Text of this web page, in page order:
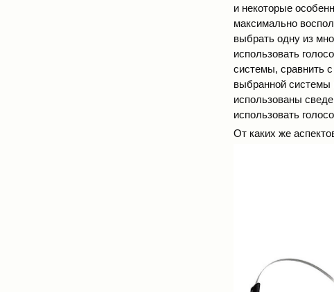
и некоторые
максимально
выбрать одну из
использовать
системы, сравнить
выбранной системы
использованы
использовать
От каких же